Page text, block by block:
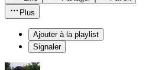
Plus
Ajouter à la playlist
Signaler